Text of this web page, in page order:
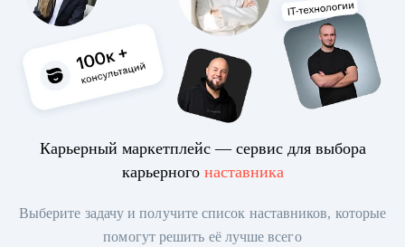
Карьерный маркетплейс — сервис для выбора
карьерного наставника
Выберите задачу и получите список наставников, которые
помогут решить её лучше всего